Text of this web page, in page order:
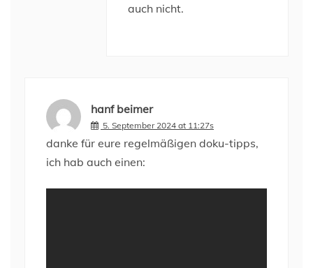
auch nicht.
hanf beimer
5. September 2024 at 11:27s
danke für eure regelmäßigen doku-tipps,
ich hab auch einen: